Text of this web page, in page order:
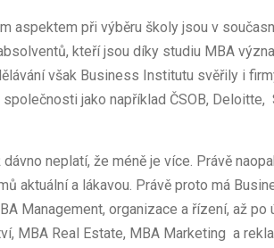
aspektem při výběru školy jsou v
kteří jsou díky studiu MBA
však Business Institutu svěřily i
jako například ČSOB, Deloitte,
dávno neplatí, že méně je více. Právě
aktuální a lákavou. Právě proto má
Management, organizace a řízení, až
MBA Real Estate, MBA Marketing a